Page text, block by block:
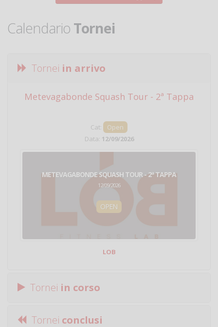
Calendario Tornei
Tornei in arrivo
Metevagabonde Squash Tour - 2ª Tappa
Cat:
Open
Data: 12/09/2026
METEVAGABONDE SQUASH TOUR - 2ª TAPPA
12/09/2026
OPEN
LOB
Tornei in corso
Tornei conclusi